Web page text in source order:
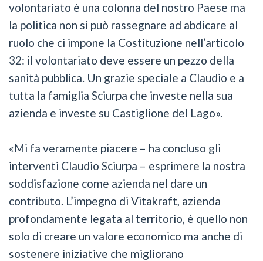
volontariato è una colonna del nostro Paese ma
la politica non si può rassegnare ad abdicare al
ruolo che ci impone la Costituzione nell’articolo
32: il volontariato deve essere un pezzo della
sanità pubblica. Un grazie speciale a Claudio e a
tutta la famiglia Sciurpa che investe nella sua
azienda e investe su Castiglione del Lago».
«Mi fa veramente piacere – ha concluso gli
interventi Claudio Sciurpa – esprimere la nostra
soddisfazione come azienda nel dare un
contributo. L’impegno di Vitakraft, azienda
profondamente legata al territorio, è quello non
solo di creare un valore economico ma anche di
sostenere iniziative che migliorano